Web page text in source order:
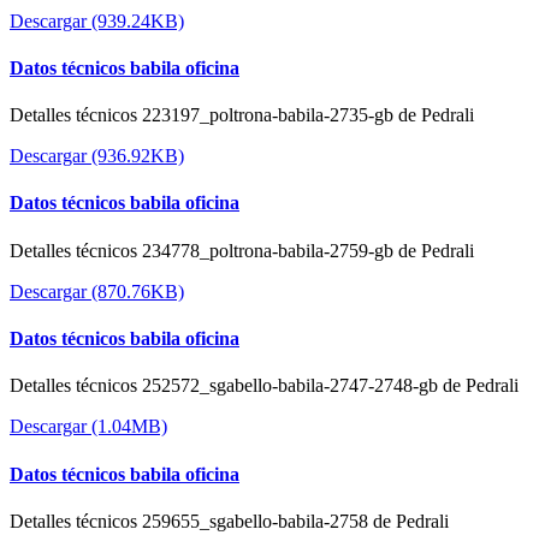
Descargar (939.24KB)
Datos técnicos babila oficina
Detalles técnicos 223197_poltrona-babila-2735-gb de Pedrali
Descargar (936.92KB)
Datos técnicos babila oficina
Detalles técnicos 234778_poltrona-babila-2759-gb de Pedrali
Descargar (870.76KB)
Datos técnicos babila oficina
Detalles técnicos 252572_sgabello-babila-2747-2748-gb de Pedrali
Descargar (1.04MB)
Datos técnicos babila oficina
Detalles técnicos 259655_sgabello-babila-2758 de Pedrali